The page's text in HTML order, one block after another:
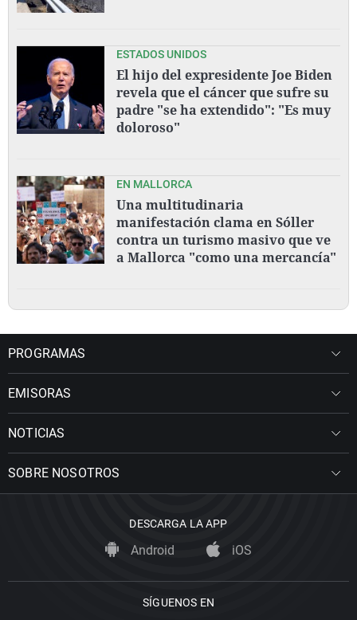
ESTADOS UNIDOS
El hijo del expresidente Joe Biden
revela que el cáncer que sufre su
padre "se ha extendido": "Es muy
doloroso"
EN MALLORCA
Una multitudinaria
manifestación clama en Sóller
contra un turismo masivo que ve
a Mallorca "como una mercancía"
PROGRAMAS
EMISORAS
NOTICIAS
SOBRE NOSOTROS
DESCARGA LA APP
Android iOS
SÍGUENOS EN